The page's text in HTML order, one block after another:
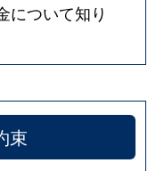
について知り
束